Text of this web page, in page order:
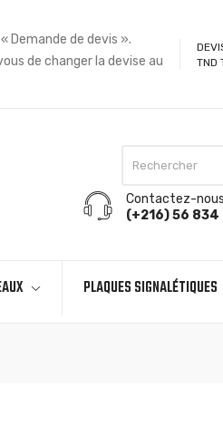
Demande de devis ».
de changer la devise au
TND
Contactez-nous
(+216) 56 834
PLAQUES SIGNALÉTIQUES